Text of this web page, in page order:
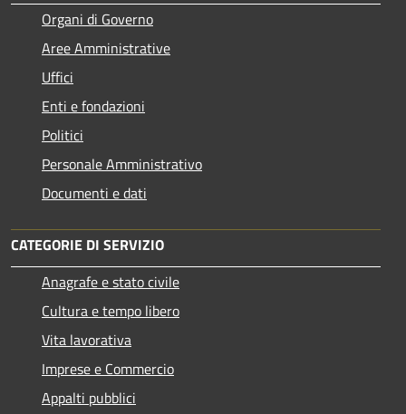
Organi di Governo
Aree Amministrative
Uffici
Enti e fondazioni
Politici
Personale Amministrativo
Documenti e dati
CATEGORIE DI SERVIZIO
Anagrafe e stato civile
Cultura e tempo libero
Vita lavorativa
Imprese e Commercio
Appalti pubblici